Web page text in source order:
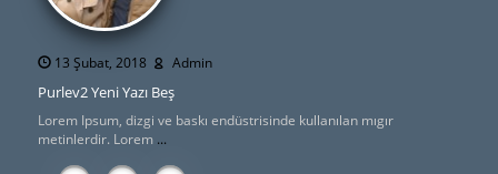
13 Şubat, 2018 Admin
Purlev2 Yeni Yazı Beş
Lorem Ipsum, dizgi ve baskı endüstrisinde kullanılan mıgır
metinlerdir. Lorem ...